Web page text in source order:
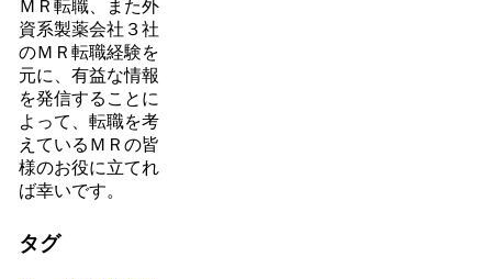
ＭＲ転職、また外
資系製薬会社３社
のＭＲ転職経験を
元に、有益な情報
を発信することに
よって、転職を考
えているＭＲの皆
様のお役に立てれ
ば幸いです。
タグ